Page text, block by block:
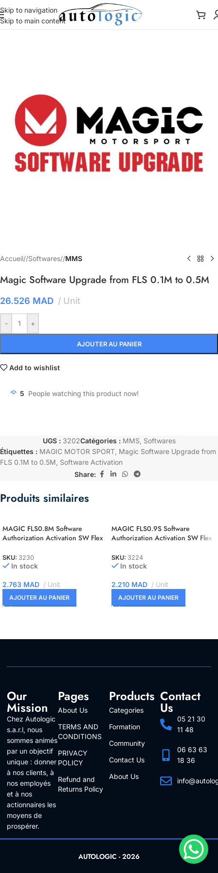
Skip to navigation
Skip to main content
Accueil/ Softwares/ MMS
Magic Software Upgrade from FLS 0.1M to 0.5M
26.526 MAD Unit
- +
AJOUTER AU PANIER
Add to wishlist
5 People watching this product now!
UGS : 3202Catégories : MMS Softwares
Étiquettes : MAGIC MOTOR SPORT Magic Software Upgrade from
FLS 0.1M to 0.5M Software Activation
Share:
Produits similaires
MAGIC FLS0.8M Software
Authorization Activation SW Flex
SKU: 3230
In stock
2.763 MAD Unit
AJOUTER AU PANIER
MAGIC FLS0.9S Software
Authorization Activation SW Flex
SKU: 3224
In stock
2.210 MAD Unit
AJOUTER AU PANIER
Our
Mission
Chez Autologic
s.a.r.l, nous
sommes animés
par un objectif
unique : donner
à nos clients, à
nos employés
et à nos
actionnaires les
moyens de
prospérer.
Pages
About Us
TERMS AND
CONDITIONS
PRIVACY
POLICY
Refund and
Returns Policy
Products
Categories
Formation
Community
Contact Us
About Us
Contact
Us
05 21 30
11 48
06 63 63
18 36
AUTOLOGIC - 2026